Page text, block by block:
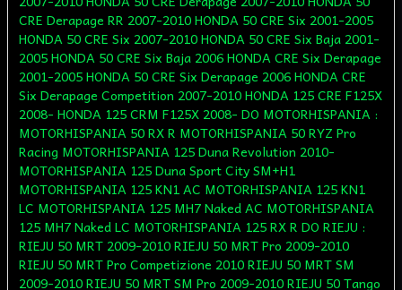
CRE Derapage RR 2007-2010 HONDA 50 CRE Six 2001-2005
HONDA 50 CRE Six 2007-2010 HONDA 50 CRE Six Baja 2001-
2005 HONDA 50 CRE Six Baja 2006 HONDA CRE Six Derapage
2001-2005 HONDA 50 CRE Six Derapage 2006 HONDA CRE
Six Derapage Competition 2007-2010 HONDA 125 CRE F125X
2008- HONDA 125 CRM F125X 2008- DO MOTORHISPANIA :
MOTORHISPANIA 50 RX R MOTORHISPANIA 50 RYZ Pro
Racing MOTORHISPANIA 125 Duna Revolution 2010-
MOTORHISPANIA 125 Duna Sport City SM+H1
MOTORHISPANIA 125 KN1 AC MOTORHISPANIA 125 KN1
LC MOTORHISPANIA 125 MH7 Naked AC MOTORHISPANIA
125 MH7 Naked LC MOTORHISPANIA 125 RX R DO RIEJU :
RIEJU 50 MRT 2009-2010 RIEJU 50 MRT Pro 2009-2010
RIEJU 50 MRT Pro Competizione 2010 RIEJU 50 MRT SM
2009-2010 RIEJU 50 MRT SM Pro 2009-2010 RIEJU 50 Tango